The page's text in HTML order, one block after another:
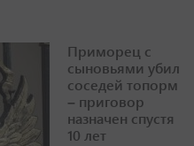
Приморец с
сыновьями убил
соседей топорм
– приговор
назначен спустя
10 лет